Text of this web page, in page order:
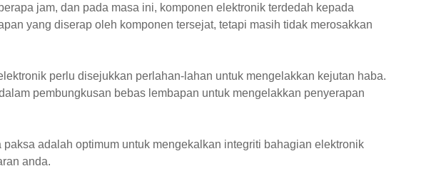
jam, dan pada masa ini, komponen elektronik terdedah kepada
yang diserap oleh komponen tersejat, tetapi masih tidak merosakkan
perlu disejukkan perlahan-lahan untuk mengelakkan kejutan haba.
pembungkusan bebas lembapan untuk mengelakkan penyerapan
adalah optimum untuk mengekalkan integriti bahagian elektronik
anda.